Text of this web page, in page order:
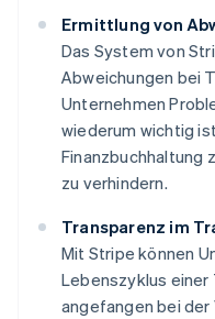
Ermittlung von
Das System von
Abweichungen bei
Unternehmen
wiederum wichtig
Finanzbuchhaltung
zu verhindern.
Transparenz im
Mit Stripe können
Lebenszyklus einer
angefangen bei der